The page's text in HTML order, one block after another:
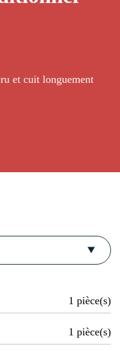
et cuit longuement
1 pièce(s)
1 pièce(s)